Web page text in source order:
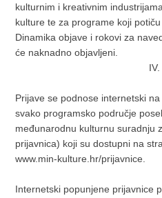
kulturnim i kreativnim
kulture te za programe koji
Dinamika objave i rokovi za
će naknadno objavljeni.
IV.
Prijave se podnose internetski
svako programsko područje
međunarodnu kulturnu suradnju
prijavnica) koji su dostupni na
www.min-kulture.hr/prijavnice.
Internetski popunjene prijavnice